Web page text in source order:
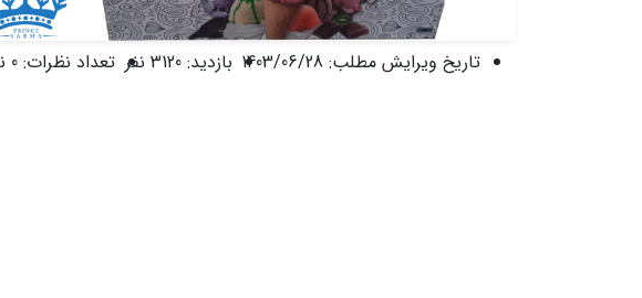
تاریخ ویرایش مطلب: 1403/06/28 بازدید: 3120 نفر تعداد نظرات: 0 نظر